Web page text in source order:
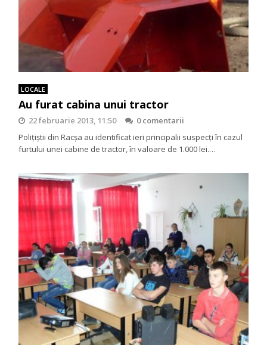
LOCALE
Au furat cabina unui tractor
22 februarie 2013, 11:50
0 comentarii
Poliţiştii din Racşa au identificat ieri principalii suspecţi în cazul
furtului unei cabine de tractor, în valoare de 1.000 lei.…